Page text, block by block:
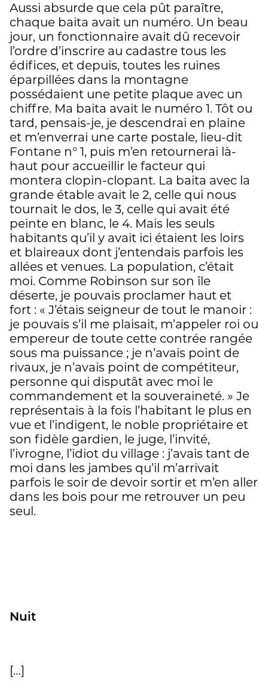
Aussi absurde que cela pût paraître,
chaque baita avait un numéro. Un beau
jour, un fonctionnaire avait dû recevoir
l’ordre d’inscrire au cadastre tous les
édifices, et depuis, toutes les ruines
éparpillées dans la montagne
possédaient une petite plaque avec un
chiffre. Ma baita avait le numéro 1. Tôt ou
tard, pensais-je, je descendrai en plaine
et m’enverrai une carte postale, lieu-dit
Fontane n° 1, puis m’en retournerai là-
haut pour accueillir le facteur qui
montera clopin-clopant. La baita avec la
grande étable avait le 2, celle qui nous
tournait le dos, le 3, celle qui avait été
peinte en blanc, le 4. Mais les seuls
habitants qu’il y avait ici étaient les loirs
et blaireaux dont j’entendais parfois les
allées et venues. La population, c’était
moi. Comme Robinson sur son île
déserte, je pouvais proclamer haut et
fort : « J’étais seigneur de tout le manoir :
je pouvais s’il me plaisait, m’appeler roi ou
empereur de toute cette contrée rangée
sous ma puissance ; je n’avais point de
rivaux, je n’avais point de compétiteur,
personne qui disputât avec moi le
commandement et la souveraineté. » Je
représentais à la fois l’habitant le plus en
vue et l’indigent, le noble propriétaire et
son fidèle gardien, le juge, l’invité,
l’ivrogne, l’idiot du village : j’avais tant de
moi dans les jambes qu’il m’arrivait
parfois le soir de devoir sortir et m’en aller
dans les bois pour me retrouver un peu
seul.
Nuit
[…]